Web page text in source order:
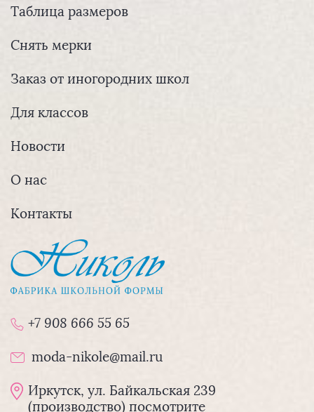
Таблица размеров
Снять мерки
Заказ от иногородних школ
Для классов
Новости
О нас
Контакты
+7 908 666 55 65
moda-nikole@mail.ru
Иркутск, ул. Байкальская 239
(производство) посмотрите